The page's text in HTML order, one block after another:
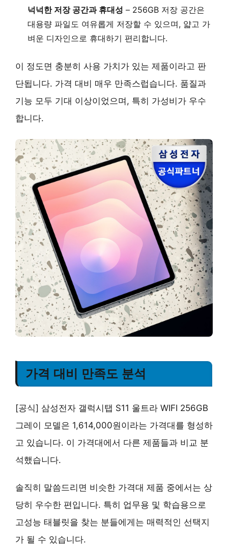
넉넉한 저장 공간과 휴대성 – 256GB 저장 공간은
대용량 파일도 여유롭게 저장할 수 있으며, 얇고 가
벼운 디자인으로 휴대하기 편리합니다.
이 정도면 충분히 사용 가치가 있는 제품이라고 판
단됩니다. 가격 대비 매우 만족스럽습니다. 품질과
기능 모두 기대 이상이었으며, 특히 가성비가 우수
합니다.
가격 대비 만족도 분석
[공식] 삼성전자 갤럭시탭 S11 울트라 WIFI 256GB
그레이 모델은 1,614,000원이라는 가격대를 형성하
고 있습니다. 이 가격대에서 다른 제품들과 비교 분
석했습니다.
솔직히 말씀드리면 비슷한 가격대 제품 중에서는 상
당히 우수한 편입니다. 특히 업무용 및 학습용으로
고성능 태블릿을 찾는 분들에게는 매력적인 선택지
가 될 수 있습니다.